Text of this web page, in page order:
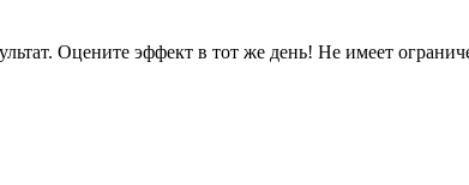
Оцените эффект в тот же день! Не имеет